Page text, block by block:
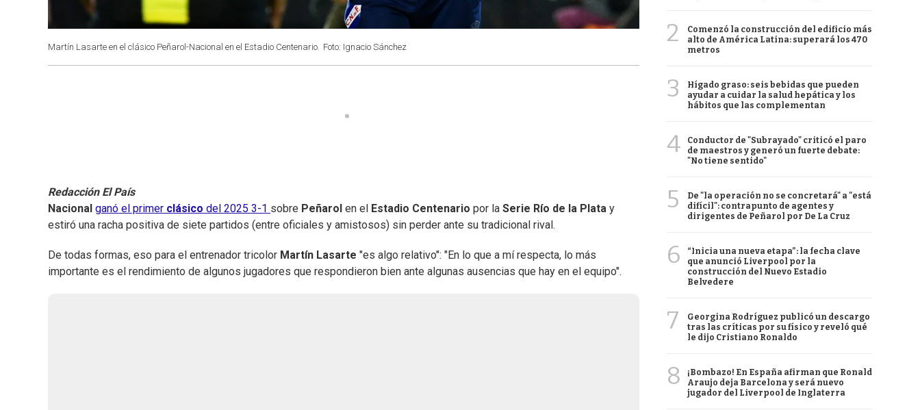
Martín Lasarte en el clásico Peñarol-Nacional en el Estadio Centenario. Foto: Ignacio Sánchez
Redacción El País
Nacional ganó el primer clásico del 2025 3-1 sobre Peñarol en el Estadio Centenario por la Serie Río de la Plata y
estiró una racha positiva de siete partidos (entre oficiales y amistosos) sin perder ante su tradicional rival.
De todas formas, eso para el entrenador tricolor Martín Lasarte "es algo relativo": "En lo que a mí respecta, lo más
importante es el rendimiento de algunos jugadores que respondieron bien ante algunas ausencias que hay en el equipo".
2
Comenzó la construcción del edificio más
alto de América Latina: superará los 470
metros
3
Hígado graso: seis bebidas que pueden
ayudar a cuidar la salud hepática y los
hábitos que las complementan
4
Conductor de "Subrayado" criticó el paro
de maestros y generó un fuerte debate:
"No tiene sentido"
5
De "la operación no se concretará" a "está
difícil": contrapunto de agentes y
dirigentes de Peñarol por De La Cruz
6
“Inicia una nueva etapa”: la fecha clave
que anunció Liverpool por la
construcción del Nuevo Estadio
Belvedere
7
Georgina Rodríguez publicó un descargo
tras las críticas por su físico y reveló qué
le dijo Cristiano Ronaldo
8
¡Bombazo! En España afirman que Ronald
Araujo deja Barcelona y será nuevo
jugador del Liverpool de Inglaterra